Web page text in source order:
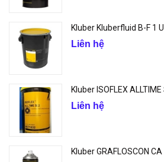
Kluber Kluberfluid B-F 1
Liên hệ
Kluber ISOFLEX ALLTIME
Liên hệ
Kluber GRAFLOSCON